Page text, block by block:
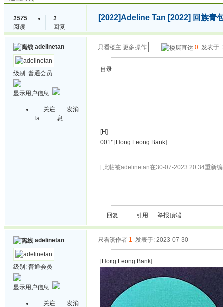
1575
阅读
1
回复
[2022]Adeline Tan [2022] 回族青
adelinetan
级别: 普通会员
显示用户信息
关注
Ta
发消
息
只看楼主 更多操作 0 发表于:
目录
[H]
001* [Hong Leong Bank]
[ 此帖被adelinetan在30-07-2023 20:34重新
回复 引用 举报顶端
adelinetan
级别: 普通会员
显示用户信息
关注
发消
只看该作者 1 发表于: 2023-07-30
[Hong Leong Bank]